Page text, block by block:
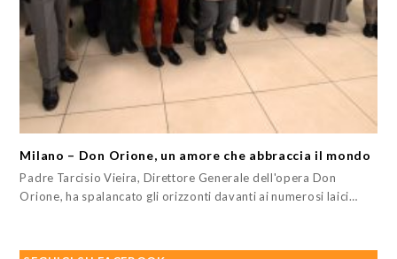
Milano – Don Orione, un amore che abbraccia il mondo
Padre Tarcisio Vieira, Direttore Generale dell'opera Don
Orione, ha spalancato gli orizzonti davanti ai numerosi laici…